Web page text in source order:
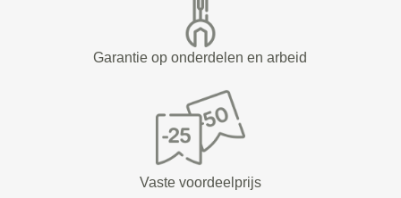
Garantie op onderdelen en arbeid
Vaste voordeelprijs